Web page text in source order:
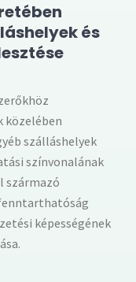
és
közelében
szálláshelyek
színvonalának
származó
képességének